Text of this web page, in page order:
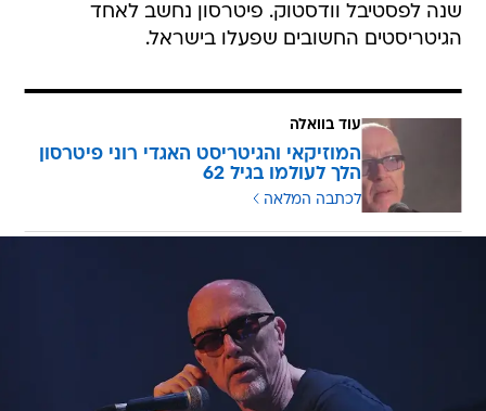
שנה לפסטיבל וודסטוק. פיטרסון נחשב לאחד
הגיטריסטים החשובים שפעלו בישראל.
עוד בוואלה
המוזיקאי והגיטריסט האגדי רוני פיטרסון
הלך לעולמו בגיל 62
לכתבה המלאה